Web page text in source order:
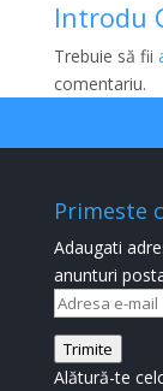
Introdu
Trebuie să fii
comentariu.
Primeste
Adaugati
anunturi
Adresa
e-
mail
Trimite
Alătură-te